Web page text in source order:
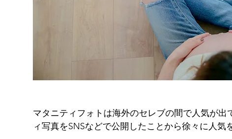
マタニティフォトは海外のセレブの間で人気が
ィ写真をSNSなどで公開したことから徐々に人気